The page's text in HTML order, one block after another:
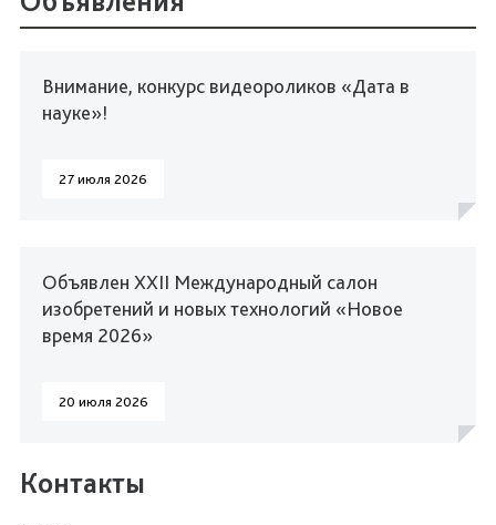
Внимание, конкурс видеороликов «Дата в
науке»!
27 июля 2026
Объявлен XXII Международный салон
изобретений и новых технологий «Новое
время 2026»
20 июля 2026
Контакты